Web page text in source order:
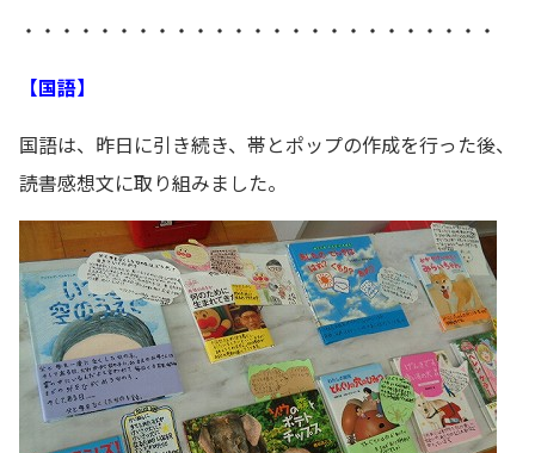
・・・・・・・・・・・・・・・・・・・・・・・・・
【国語】
国語は、昨日に引き続き、帯とポップの作成を行った後、
読書感想文に取り組みました。